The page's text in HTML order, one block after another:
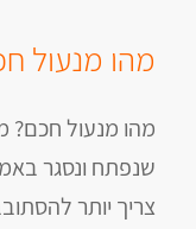
מהו מנעול
מהו מנעול חכם?
שנפתח ונסגר
צריך יותר